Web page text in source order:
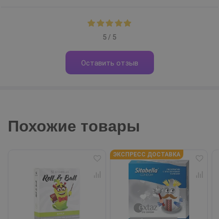
5 / 5
Оставить отзыв
Похожие товары
ЭКСПРЕСС ДОСТАВКА